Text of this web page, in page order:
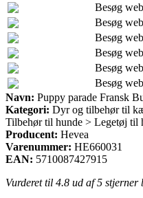
Besøg
Besøg
Besøg
Besøg
Besøg
Besøg
Navn: Puppy parade Fransk
Kategori: Dyr og tilbehør til
Tilbehør til hunde > Legetøj til
Producent: Hevea
Varenummer: HE660031
EAN: 5710087427915
Vurderet til 4.8 ud af 5 stjerner